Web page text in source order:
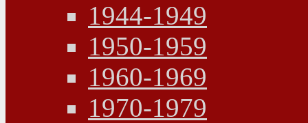
1944-1949
1950-1959
1960-1969
1970-1979